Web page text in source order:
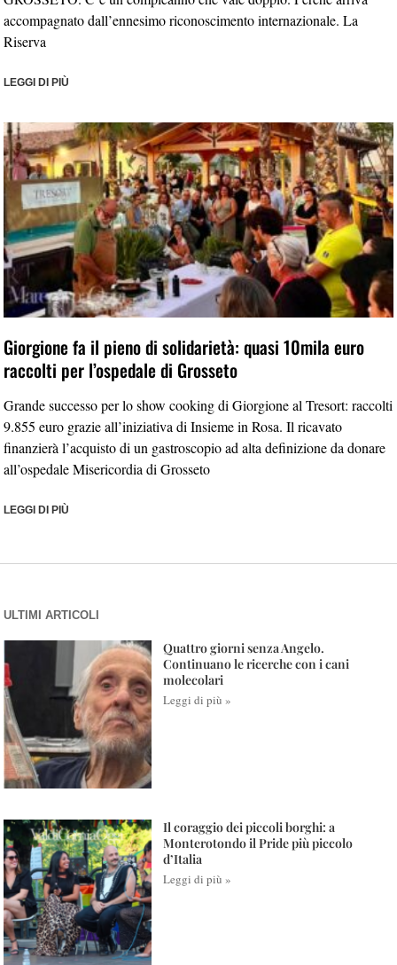
accompagnato dall’ennesimo riconoscimento internazionale. La
Riserva
LEGGI DI PIÙ
Giorgione fa il pieno di solidarietà: quasi 10mila euro
raccolti per l’ospedale di Grosseto
Grande successo per lo show cooking di Giorgione al Tresort: raccolti
9.855 euro grazie all’iniziativa di Insieme in Rosa. Il ricavato
finanzierà l’acquisto di un gastroscopio ad alta definizione da donare
all’ospedale Misericordia di Grosseto
LEGGI DI PIÙ
ULTIMI ARTICOLI
Quattro giorni senza Angelo.
Continuano le ricerche con i cani
molecolari
Leggi di più »
Il coraggio dei piccoli borghi: a
Monterotondo il Pride più piccolo
d’Italia
Leggi di più »